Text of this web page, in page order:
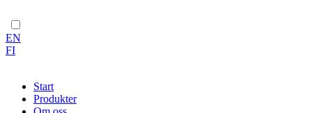
EN
FI
Start
Produkter